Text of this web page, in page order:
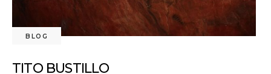
BLOG
TITO BUSTILLO